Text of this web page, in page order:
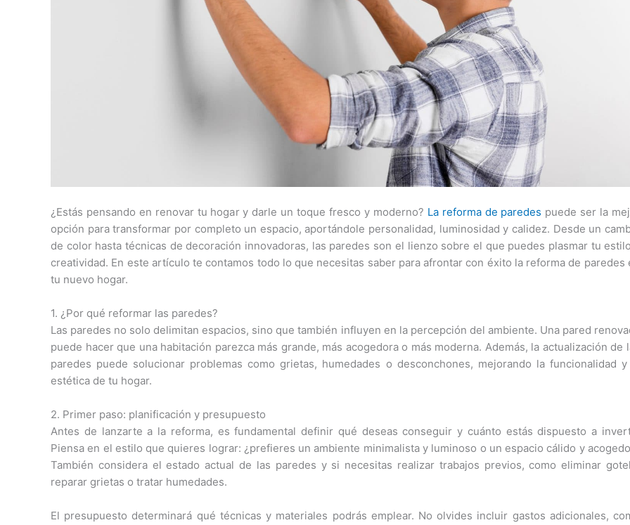
¿Estás pensando en renovar tu hogar y darle un toque fresco y moderno? La reforma de paredes puede ser la
opción para transformar por completo un espacio, aportándole personalidad, luminosidad y calidez. Desde un
de color hasta técnicas de decoración innovadoras, las paredes son el lienzo sobre el que puedes plasmar tu
creatividad. En este artículo te contamos todo lo que necesitas saber para afrontar con éxito la reforma de paredes
tu nuevo hogar.
1. ¿Por qué reformar las paredes?
Las paredes no solo delimitan espacios, sino que también influyen en la percepción del ambiente. Una pared
puede hacer que una habitación parezca más grande, más acogedora o más moderna. Además, la actualización de
paredes puede solucionar problemas como grietas, humedades o desconchones, mejorando la funcionalidad
estética de tu hogar.
2. Primer paso: planificación y presupuesto
Antes de lanzarte a la reforma, es fundamental definir qué deseas conseguir y cuánto estás dispuesto a
Piensa en el estilo que quieres lograr: ¿prefieres un ambiente minimalista y luminoso o un espacio cálido y
También considera el estado actual de las paredes y si necesitas realizar trabajos previos, como eliminar
reparar grietas o tratar humedades.
El presupuesto determinará qué técnicas y materiales podrás emplear. No olvides incluir gastos adicionales,